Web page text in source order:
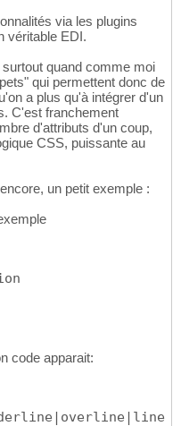
via les plugins
véritable EDI.
quand comme moi
qui permettent donc de
a plus qu'à intégrer d'un
C'est franchement
d'attributs d'un coup,
CSS, puissante au
un petit exemple :
code apparait: